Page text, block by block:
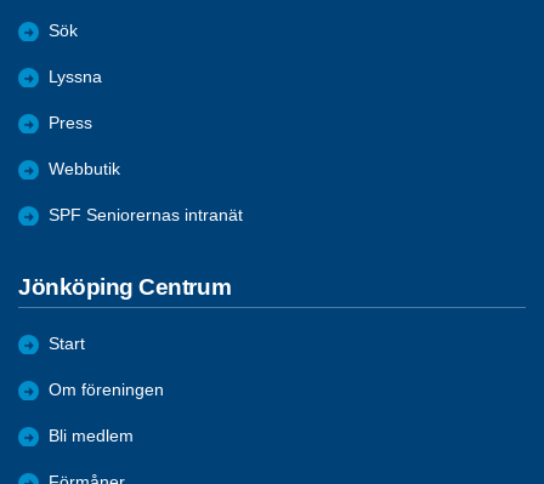
Sök
Lyssna
Press
Webbutik
SPF Seniorernas intranät
Jönköping Centrum
Start
Om föreningen
Bli medlem